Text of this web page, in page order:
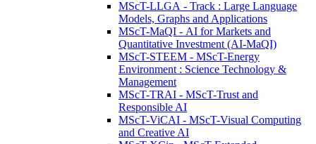
MScT-LLGA - Track : Large Language
Models, Graphs and Applications
MScT-MaQI - AI for Markets and
Quantitative Investment (AI-MaQI)
MScT-STEEM - MScT-Energy
Environment : Science Technology &
Management
MScT-TRAI - MScT-Trust and
Responsible AI
MScT-ViCAI - MScT-Visual Computing
and Creative AI